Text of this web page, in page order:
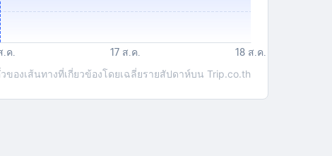
องเส้นทางที่เกี่ยวข้องโดยเฉลี่ยรายสัปดาห์บน Trip.co.th